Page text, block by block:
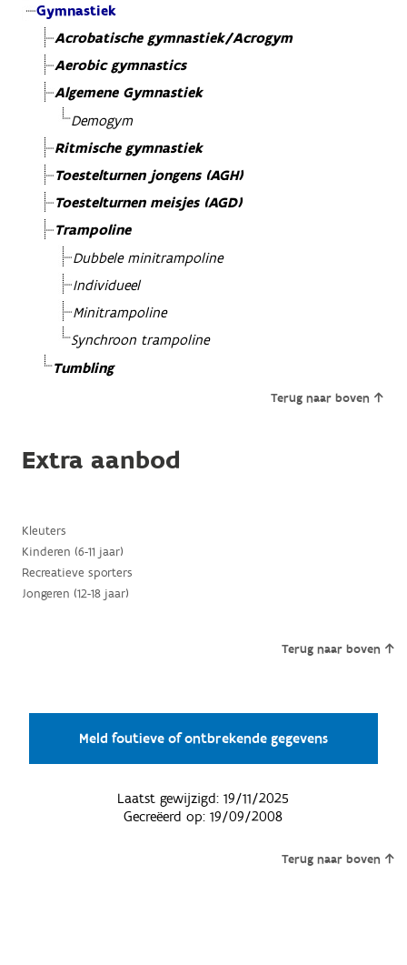
Gymnastiek
Acrobatische gymnastiek/Acrogym
Aerobic gymnastics
Algemene Gymnastiek
Demogym
Ritmische gymnastiek
Toestelturnen jongens (AGH)
Toestelturnen meisjes (AGD)
Trampoline
Dubbele minitrampoline
Individueel
Minitrampoline
Synchroon trampoline
Tumbling
Terug naar boven
Extra aanbod
Kleuters
Kinderen (6-11 jaar)
Recreatieve sporters
Jongeren (12-18 jaar)
Terug naar boven
Meld foutieve of ontbrekende gegevens
Laatst gewijzigd:19/11/2025
Gecreëerd op:19/09/2008
Terug naar boven